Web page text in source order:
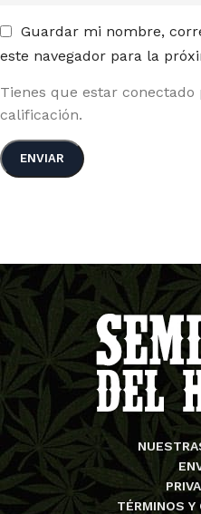
Guardar mi nombre,
este navegador para la
Tienes que estar
calificación.
TÉRMINOS Y